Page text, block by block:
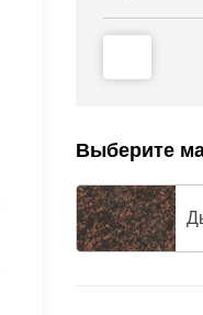
Выберите